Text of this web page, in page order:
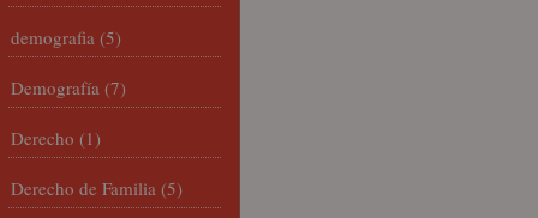
demografia (5)
Demografía (7)
Derecho (1)
Derecho de Familia (5)